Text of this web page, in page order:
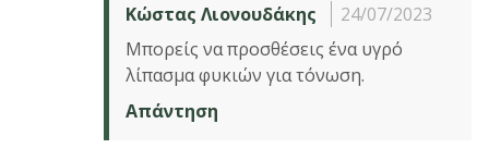
Κώστας Λιονουδάκης
24/07/2023
Μπορείς να προσθέσεις ένα υγρό
λίπασμα φυκιών για τόνωση.
Απάντηση